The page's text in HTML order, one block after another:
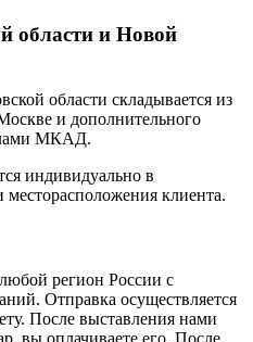
области и Новой
области складывается из
и дополнительного
МКАД.
индивидуально в
месторасположения клиента.
регион России с
Отправка осуществляется
После выставления нами
вы оплачиваете его. После